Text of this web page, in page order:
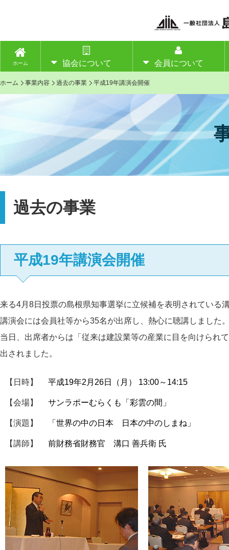
ホーム 協会について 会員について
ホーム 事業内容 過去の事業 平成19年講演会開催
過去の事業
平成19年講演会開催
来る4月8日投票の島根県知事選挙に立候補を表明されている
講演会には会員社等から35名が出席し、熱心に聴講しました
当日、出席者からは「従来は建設業等の産業に目を向けられ
出されました。
【日時】 平成19年2月26日（月） 13:00～14:15
【会場】 サンラポーむらくも「彩雲の間」
【演題】 「世界の中の日本 日本の中のしまね」
【講師】 前財務省財務官 溝口 善兵衛 氏